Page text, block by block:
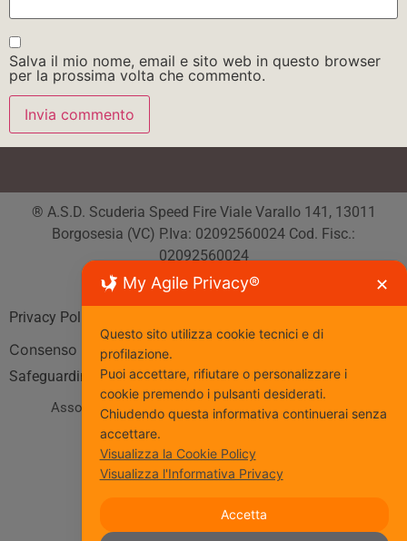
Salva il mio nome, email e sito web in questo browser
per la prossima volta che commento.
® A.S.D. Scuderia Speed Fire Viale Varallo 141, 13011
Borgosesia (VC) P.Iva: 02092560024 Cod. Fisc.:
02092560024
Tutti i diritti riservati
Privacy Policy
Consenso
Safeguarding
Associazione Sportiva affiliata al Coniwww.coni.it
Seguici
My Agile Privacy® ✕
Questo sito utilizza cookie tecnici e di
profilazione.
Puoi accettare, rifiutare o personalizzare i
cookie premendo i pulsanti desiderati.
Chiudendo questa informativa continuerai senza
accettare.
Visualizza la Cookie Policy
Visualizza l'Informativa Privacy
Accetta